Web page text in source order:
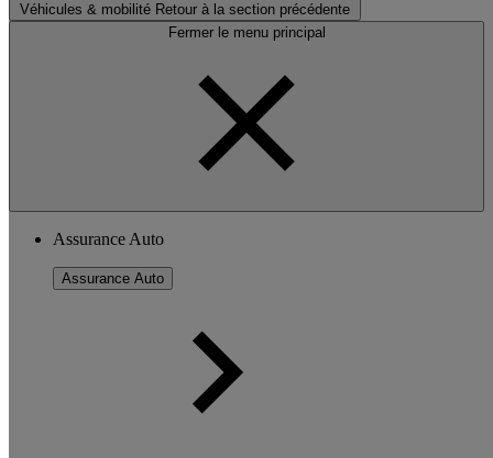
Véhicules & mobilité Retour à la section précédente
Fermer le menu principal
Assurance Auto
Assurance Auto